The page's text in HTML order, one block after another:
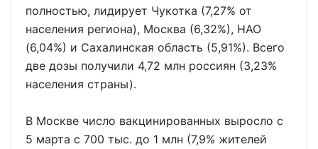
полностью, лидирует Чукотка (7,27% от
населения региона), Москва (6,32%), НАО
(6,04%) и Сахалинская область (5,91%). Всего
две дозы получили 4,72 млн россиян (3,23%
населения страны).
В Москве число вакцинированных выросло с
5 марта с 700 тыс. до 1 млн (7,9% жителей